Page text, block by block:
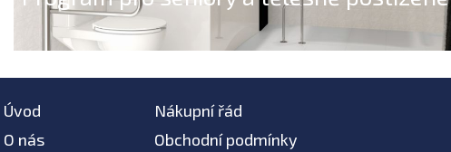
Úvod
O nás
Nákupní řád
Obchodní podmínky